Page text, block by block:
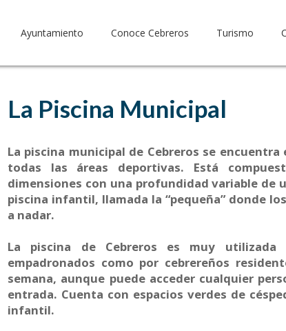
Ayuntamiento Conoce Cebreros Turismo
La Piscina Municipal
La piscina municipal de Cebreros se
todas las áreas deportivas. Está
dimensiones con una profundidad variable de
piscina infantil, llamada la “pequeña” donde
a nadar.
La piscina de Cebreros es muy
empadronados como por cebrereños
semana, aunque puede acceder cualquier
entrada. Cuenta con espacios verdes de
infantil.